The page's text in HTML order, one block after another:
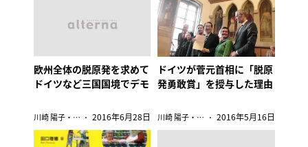
欧州全体の脱原発を求めて
ドイツなど三国国境でデモ
川崎 陽子・ドイツ 2016年6月28日
ドイツが菅元首相に「脱原
発勇敢賞」を授与した理由
川崎 陽子・ドイツ 2016年5月16日